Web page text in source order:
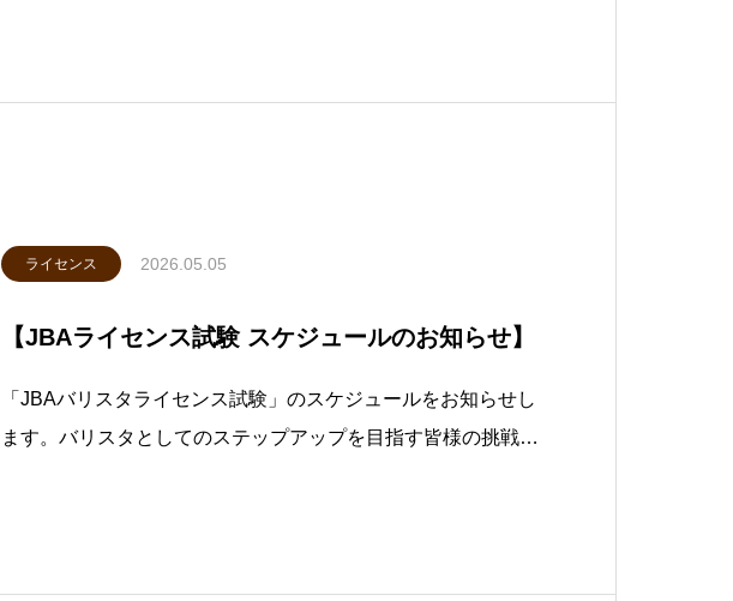
ライセンス 2026.05.05
【JBAライセンス試験 スケジュールのお知らせ】
「JBAバリスタライセンス試験」のスケジュールをお知らせし
ます。バリスタとしてのステップアップを目指す皆様の挑戦を